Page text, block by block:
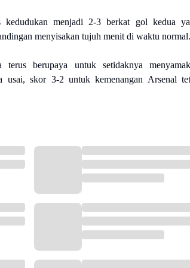
kedudukan menjadi 2-3 berkat gol kedua
menyisakan tujuh menit di waktu normal.
berupaya untuk setidaknya
usai, skor 3-2 untuk kemenangan Arsenal